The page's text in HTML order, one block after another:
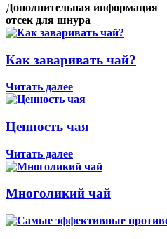
Дополнительная информация
отсек для шнура
Как заваривать чай?
Читать далее
Ценность чая
Читать далее
Многоликий чай